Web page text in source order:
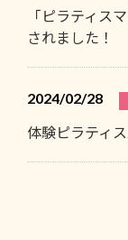
「ピラティス
されました！
2024/02/28
体験ピラティ